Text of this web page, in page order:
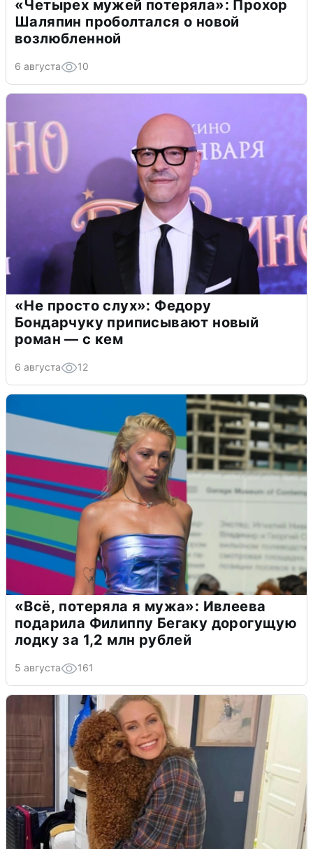
«Четырех мужей потеряла»: Прохор
Шаляпин проболтался о новой
возлюбленной
6 августа 10
«Не просто слух»: Федору
Бондарчуку приписывают новый
роман — с кем
6 августа 12
«Всё, потеряла я мужа»: Ивлеева
подарила Филиппу Бегаку дорогущую
лодку за 1,2 млн рублей
5 августа 161